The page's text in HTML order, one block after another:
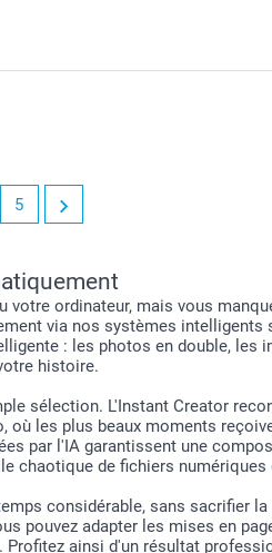
5
ordinateur, mais vous
via nos systèmes
: les photos en double,
histoire.
sélection. L'Instant Creator
où les plus beaux moments
par l'IA garantissent une
chaotique de fichiers
considérable, sans sacrifier
pouvez adapter les mises en
ainsi d'un résultat